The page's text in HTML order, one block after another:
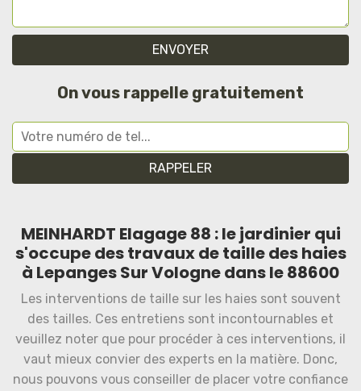
On vous rappelle gratuitement
MEINHARDT Elagage 88 : le jardinier qui
s'occupe des travaux de taille des haies
à Lepanges Sur Vologne dans le 88600
Les interventions de taille sur les haies sont souvent
des tailles. Ces entretiens sont incontournables et
veuillez noter que pour procéder à ces interventions, il
vaut mieux convier des experts en la matière. Donc,
nous pouvons vous conseiller de placer votre confiance